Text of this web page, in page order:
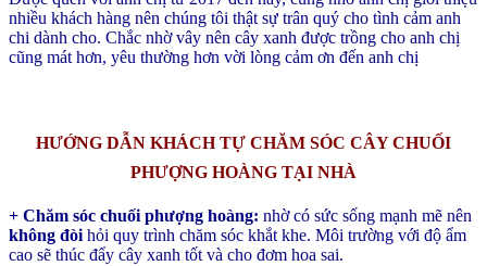
nhiều khách hàng nên chúng tôi thật sự trân quý cho tình cảm anh
chi dành cho. Chắc nhờ vây nên cây xanh được trồng cho anh chị
cũng mát hơn, yêu thường hơn vời lòng cảm ơn đến anh chị
HƯỚNG DẪN KHÁCH TỰ CHĂM SÓC CÂY CHUỐI
PHƯỢNG HOÀNG TẠI NHÀ
+ Chăm sóc chuối phượng hoàng: nhờ có sức sống mạnh mẽ nên
không đòi hỏi quy trình chăm sóc khắt khe. Môi trường với độ ẩm
cao sẽ thúc đẩy cây xanh tốt và cho đơm hoa sai.